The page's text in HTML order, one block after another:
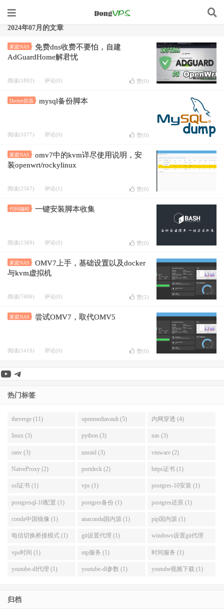
2024年07月的文章
家庭NAS
免费dns收费不要怕，自建
AdGuardHome解君忧
阅读(1892) 评论(0) 赞(0)
Docker容器 mysql备份脚本
阅读(1077) 评论(0) 赞(0)
家庭NAS
omv7中的kvm详尽使用说明，安
装openwrt/rockylinux
阅读(2567) 评论(1) 赞(0)
代码编程 一键安装脚本收集
阅读(1369) 评论(0) 赞(0)
家庭NAS
OMV7上手，基础设置以及docker
与kvm虚拟机
阅读(7406) 评论(0) 赞(2)
家庭NAS 尝试OMV7，取代OMV5
阅读(1419) 评论(0) 赞(0)
YouTube
Telegram
热门标签
theverge (11) openmediavault (5) 内网穿透 (4)
linux (3) python (3) nas (3)
omv (3) unraid (3) vmware (2)
NaiveProxy (2) portdeck (2) https证书 (1)
ssl证书 (1) vps (1) postgres-10安装 (1)
postgresql-10配置 (1) postgres备份 (1) postgres还原 (1)
conda中国镜像 (1) anaconda国内源 (1) pip国内源 (1)
电信切换桥接模式 (1) git设置代理 (1) windows设置git代理
(1)
vps时间 (1) ntp服务 (1) 时间服务 (1)
youtube-dl代理 (1) youtube-dl参数 (1) youtube视频下载 (1)
归档